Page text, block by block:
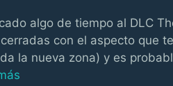
algo de tiempo al DLC
con el aspecto que
la nueva zona) y es